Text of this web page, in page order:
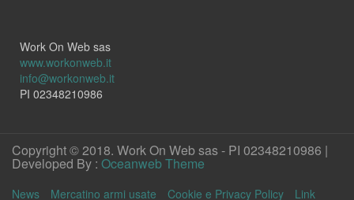
Work On Web sas
www.workonweb.it
info@workonweb.it
PI 02348210986
Copyright © 2018. Work On Web sas - PI 02348210986 |
Developed By : Oceanweb Theme
News Mercatino armi usate Cookie e Privacy Policy Link